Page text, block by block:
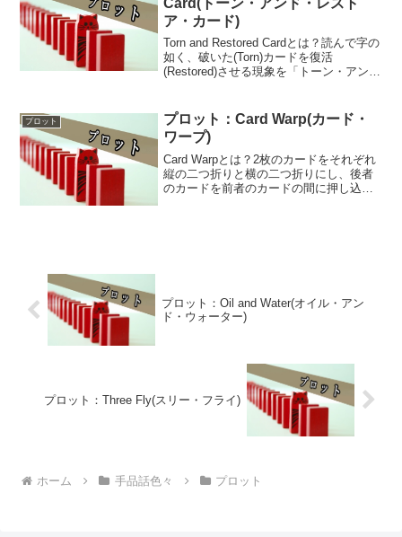
Card(トーン・アンド・レスト
ア・カード)
Torn and Restored Cardとは？読んで字の
如く、破いた(Torn)カードを復活
(Restored)させる現象を「トーン・アン
Restored Ne...
プロット
プロット：Card Warp(カード・
ワープ)
Card Warpとは？2枚のカードをそれぞれ
縦の二つ折りと横の二つ折りにし、後者
のカードを前者のカードの間に押し込む
プロット：Oil and Water(オイル・アン
ド・ウォーター)
プロット：Three Fly(スリー・フライ)
ホーム 手品話色々 プロット